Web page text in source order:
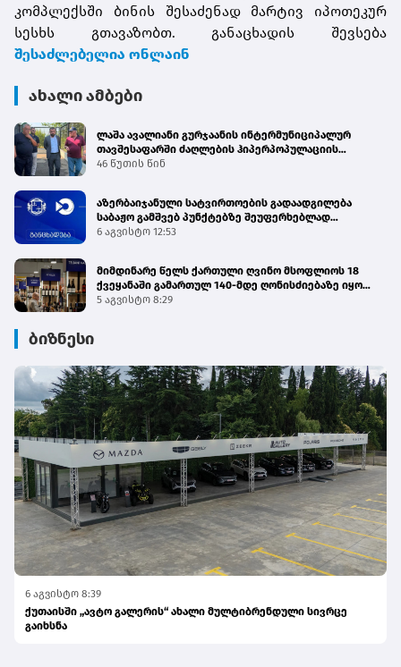
კომპლექსში ბინის შესაძენად მარტივ იპოთეკურ
სესხს გთავაზობთ. განაცხადის შევსება
შესაძლებელია ონლაინ
ახალი ამბები
ლაშა ავალიანი გურჯაანის ინტერმუნიციპალურ
თავშესაფარში ძაღლების ჰიპერპოპულაციის
მართვის პროგრამის მიმდინარეობას გაეცნო
46 წუთის წინ
აზერბაიჯანული სატვირთოების გადაადგილება
საბაჟო გამშვებ პუნქტებზე შეუფერხებლად
მიმდინარეობს - შემოსავლების სამსახური
6 აგვისტო 12:53
მიმდინარე წელს ქართული ღვინო მსოფლიოს 18
ქვეყანაში გამართულ 140-მდე ღონისძიებაზე იყო
წარმოდგენილი
5 აგვისტო 8:29
ბიზნესი
6 აგვისტო 8:39
ქუთაისში „ავტო გალერის“ ახალი მულტიბრენდული სივრცე
გაიხსნა